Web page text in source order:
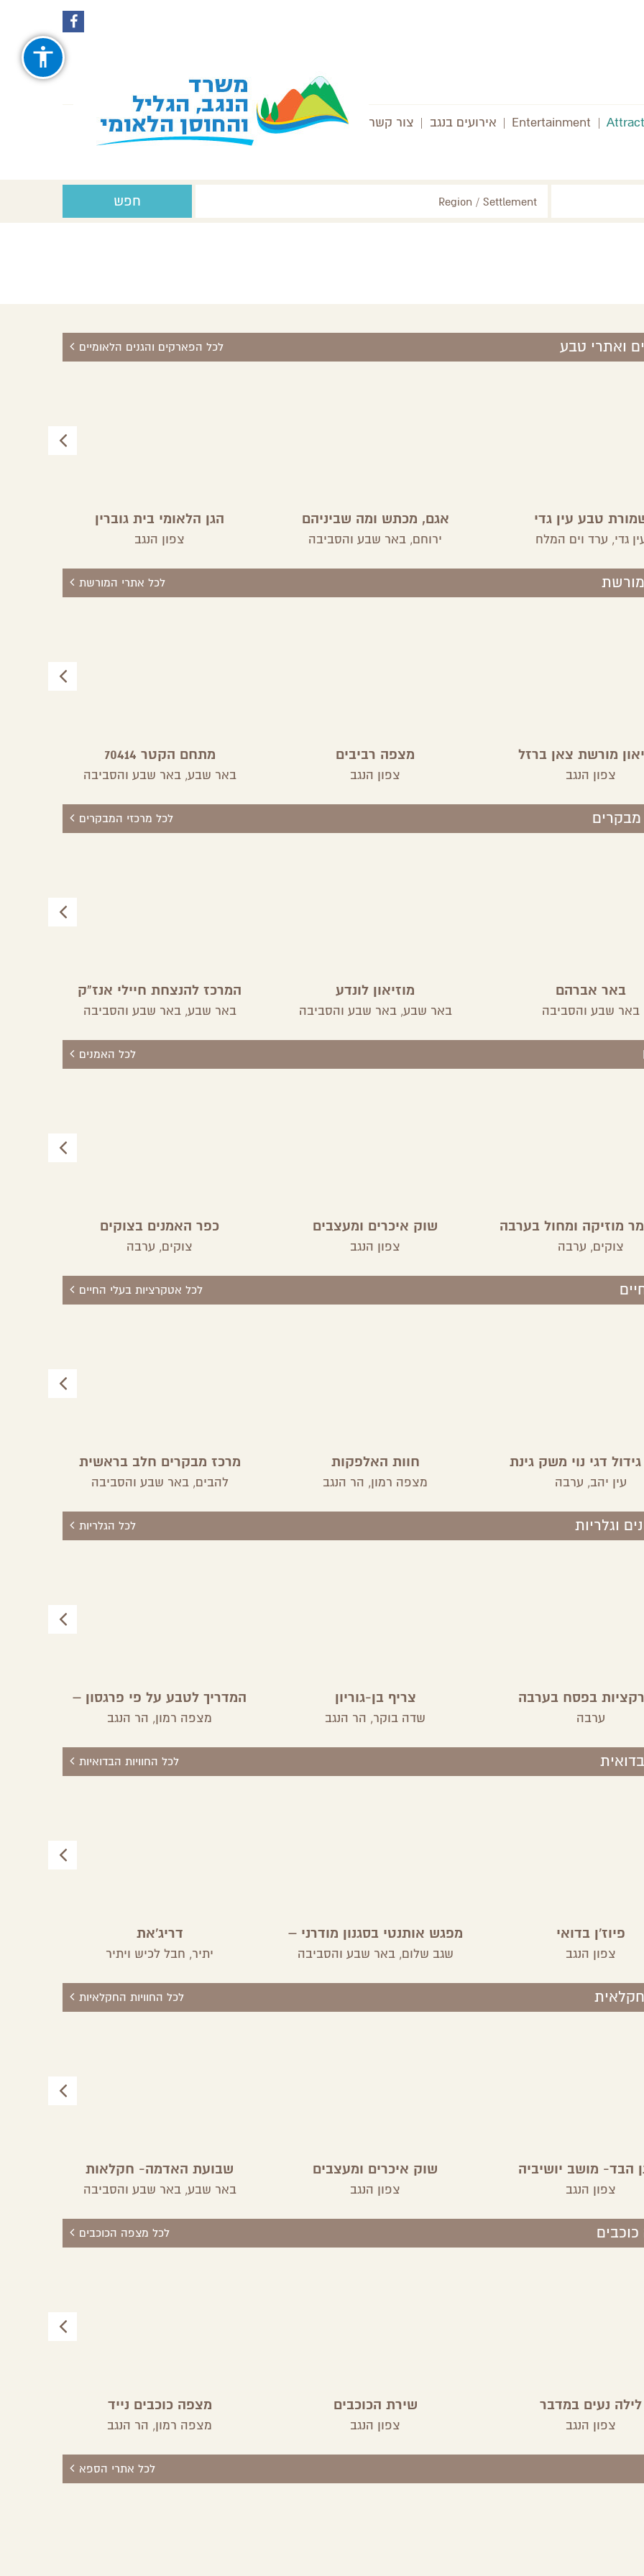
עקבו
אחרינו
ב-
Facebook
עקבו
Instagram
|
Entertainment
| אירועים בנגב | צור קשר
Region / Settlement חפש
ואתרי טבע לכל הפארקים והגנים הלאומיים
טבע עין גדי
גדי, ערד וים המלח
אגם, מכתש ומה שביניהם
ירוחם, באר שבע והסביבה
הגן הלאומי בית גוברין
צפון הנגב
לכל אתרי המורשת
מורשת צאן ברזל
צפון הנגב
מצפה רביבים
צפון הנגב
מתחם הקטר 70414
באר שבע,באר שבע והסביבה
מבקרים לכל מרכזי המבקרים
באר אברהם
באר שבע והסביבה
מוזיאון לונדע
באר שבע,באר שבע והסביבה
המרכז להנצחת חיילי אנז"ק
באר שבע,באר שבע והסביבה
לכל האמנים
מוזיקה ומחול בערבה
צוקים, ערבה
שוק איכרים ומעצבים
צפון הנגב
כפר האמנים בצוקים
צוקים, ערבה
לכל אטקרציות בעלי החיים
דגי נוי משק גינת
עין יהב, ערבה
חוות האלפקות
מצפה רמון, הר הנגב
מרכז מבקרים חלב בראשית
להבים,באר שבע והסביבה
וגלריות לכל הגלריות
בפסח בערבה
ערבה
צריף בן-גוריון
שדה בוקר, הר הנגב
המדריך לטבע על פי פרגסון –
התערוכה הנודדת הגיע לדרום
מצפה רמון, הר הנגב
לכל החוויות הבדואיות
פיוז'ן בדואי
צפון הנגב
מפגש אותנטי בסגנון מודרני –
פאטמה אבו שריפה
שגב שלום,באר שבע והסביבה
דריג'את
יתיר, חבל לכיש ויתיר
חקלאית לכל החוויות החקלאיות
הבד- מושב יושיביה
צפון הנגב
שוק איכרים ומעצבים
צפון הנגב
שבועת האדמה- חקלאות
עירונית בנגבבאר שבע,באר שבע והסביבה
לכל מצפה הכוכבים
לילה נעים במדבר
צפון הנגב
שירת הכוכבים
צפון הנגב
מצפה כוכבים נייד
מצפה רמון, הר הנגב
לכל אתרי הספא